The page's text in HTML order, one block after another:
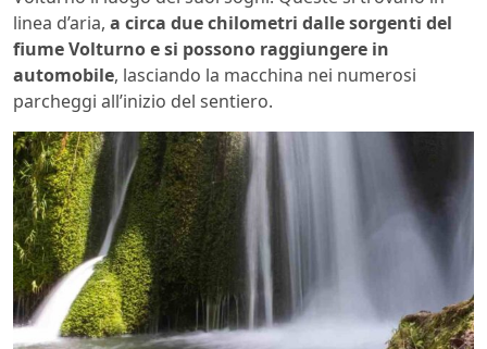
linea d’aria, a circa due chilometri dalle sorgenti del
fiume Volturno e si possono raggiungere in
automobile, lasciando la macchina nei numerosi
parcheggi all’inizio del sentiero.